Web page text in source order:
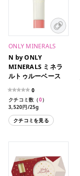
ONLY MINERALS
N by ONLY
MINERALS ミネラ
ルトゥルーベース
0
クチコミ数（0）
3,520円/25g
クチコミを見る